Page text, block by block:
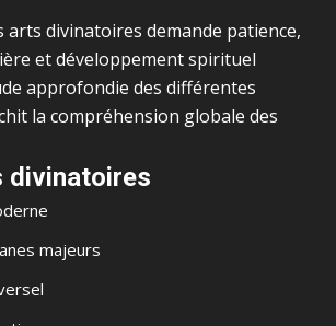
arts divinatoires demande patience,
et développement spirituel
approfondie des différentes
la compréhension globale des
divinatoires
majeurs